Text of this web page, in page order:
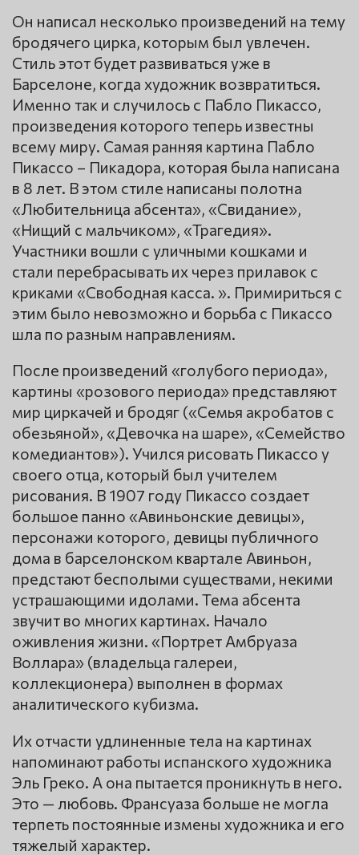
Он написал несколько произведений на тему
бродячего цирка, которым был увлечен.
Стиль этот будет развиваться уже в
Барселоне, когда художник возвратиться.
Именно так и случилось с Пабло Пикассо,
произведения которого теперь известны
всему миру. Самая ранняя картина Пабло
Пикассо – Пикадора, которая была написана
в 8 лет. В этом стиле написаны полотна
«Любительница абсента», «Свидание»,
«Нищий с мальчиком», «Трагедия».
Участники вошли с уличными кошками и
стали перебрасывать их через прилавок с
криками «Свободная касса. ». Примириться с
этим было невозможно и борьба с Пикассо
шла по разным направлениям.
После произведений «голубого периода»,
картины «розового периода» представляют
мир циркачей и бродяг («Семья акробатов с
обезьяной», «Девочка на шаре», «Семейство
комедиантов»). Учился рисовать Пикассо у
своего отца, который был учителем
рисования. В 1907 году Пикассо создает
большое панно «Авиньонские девицы»,
персонажи которого, девицы публичного
дома в барселонском квартале Авиньон,
предстают бесполыми существами, некими
устрашающими идолами. Тема абсента
звучит во многих картинах. Начало
оживления жизни. «Портрет Амбруаза
Воллара» (владельца галереи,
коллекционера) выполнен в формах
аналитического кубизма.
Их отчасти удлиненные тела на картинах
напоминают работы испанского художника
Эль Греко. А она пытается проникнуть в него.
Это — любовь. Франсуаза больше не могла
терпеть постоянные измены художника и его
тяжелый характер.